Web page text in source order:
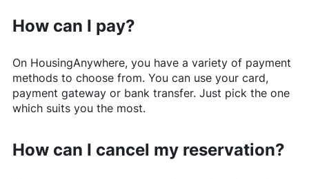
How can I pay?
On HousingAnywhere, you have a variety of payment
methods to choose from. You can use your card,
payment gateway or bank transfer. Just pick the one
which suits you the most.
How can I cancel my reservation?